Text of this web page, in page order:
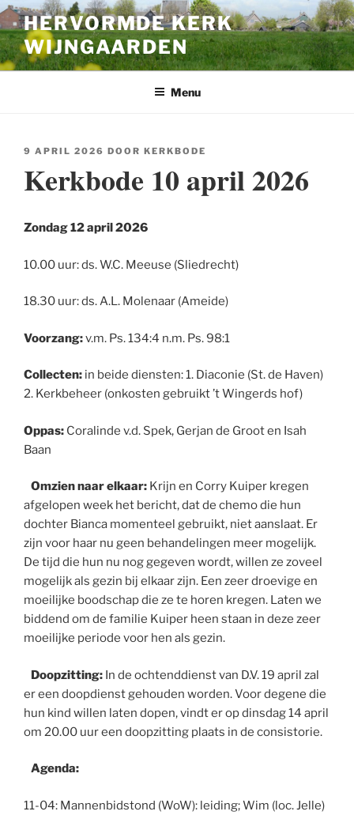
Ga
naar
de
inhoud
HERVORMDE KERK
WIJNGAARDEN
Menu
GEPLAATST
9 APRIL 2026 DOOR KERKBODE
Kerkbode 10 april 2026
Zondag 12 april 2026
10.00 uur: ds. W.C. Meeuse (Sliedrecht)
18.30 uur: ds. A.L. Molenaar (Ameide)
Voorzang:v.m. Ps. 134:4 n.m. Ps. 98:1
Collecten: in beide diensten: 1. Diaconie (St. de Haven)
2. Kerkbeheer (onkosten gebruikt ’t Wingerds hof)
Oppas: Coralinde v.d. Spek, Gerjan de Groot en Isah
Baan
Omzien naar elkaar: Krijn en Corry Kuiper kregen
afgelopen week het bericht, dat de chemo die hun
dochter Bianca momenteel gebruikt, niet aanslaat. Er
zijn voor haar nu geen behandelingen meer mogelijk.
De tijd die hun nu nog gegeven wordt, willen ze zoveel
mogelijk als gezin bij elkaar zijn. Een zeer droevige en
moeilijke boodschap die ze te horen kregen. Laten we
biddend om de familie Kuiper heen staan in deze zeer
moeilijke periode voor hen als gezin.
Doopzitting: In de ochtenddienst van D.V. 19 april zal
er een doopdienst gehouden worden. Voor degene die
hun kind willen laten dopen, vindt er op dinsdag 14 april
om 20.00 uur een doopzitting plaats in de consistorie.
Agenda:
11-04: Mannenbidstond (WoW): leiding; Wim (loc. Jelle)